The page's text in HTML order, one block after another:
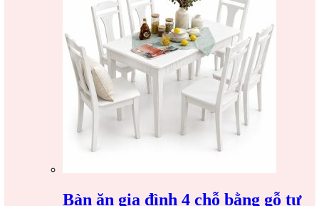
Bàn ăn gia đình 4 chỗ bằng gỗ tự